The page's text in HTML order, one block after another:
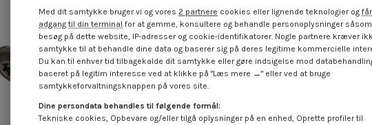
Med dit samtykke bruger vi og vores 2 partnere cookies eller lignende teknologier og får
adgang til din terminal for at gemme, konsultere og behandle personoplysninger
besøg på dette website, IP-adresser og cookie-identifikatorer. Nogle partnere kræver
samtykke til at behandle dine data og baserer sig på deres legitime kommercielle
Du kan til enhver tid tilbagekalde dit samtykke eller gøre indsigelse mod
baseret på legitim interesse ved at klikke på "Læs mere →" eller ved at bruge
samtykkeforvaltningsknappen på vores site.
Dine persondata behandles til følgende formål:
Tekniske cookies, Opbevare og/eller tilgå oplysninger på en enhed, Oprette profiler til